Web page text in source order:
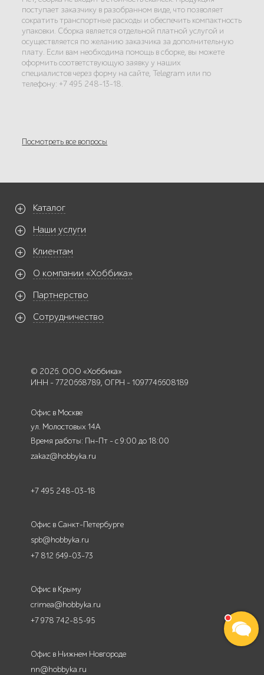
поступает заказчику в разобранном виде, что позволяет
сократить транспортные расходы и обеспечить компактность
упаковки. Сборка является отдельной платной услугой и
осуществляется по желанию заказчика за дополнительную
плату. Если вам необходима помощь в сборке, вы можете
оформить соответствующую заявку у наших
специалистов через форму на сайте, Telegram или по
телефону: +7 495 248-13-18.
Посмотреть все вопросы
Каталог
Наши услуги
Клиентам
О компании «Хоббика»
Партнерство
Сотрудничество
© 2026. ООО «Хоббика»
ИНН - 7720668789, ОГРН - 1097746608189
Офис в Москве
ул. Молостовых 14А
Время работы: Пн-Пт - с 9:00 до 18:00
zakaz@hobbyka.ru
+7 495 248-03-18
Офис в Санкт-Петербурге
spb@hobbyka.ru
+7 812 649-03-73
Офис в Крыму
crimea@hobbyka.ru
+7 978 742-85-95
Офис в Нижнем Новгороде
nn@hobbyka.ru